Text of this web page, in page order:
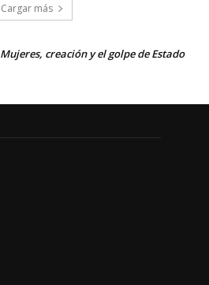
Cargar más
Mujeres, creación y el golpe de Estado